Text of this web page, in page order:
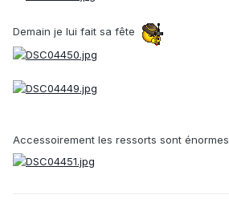
Demain je lui fait sa fête
Accessoirement les ressorts sont énormes